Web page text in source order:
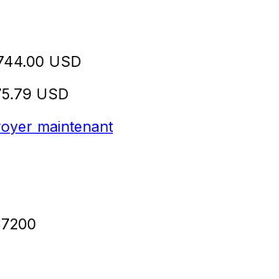
USD
USD
maintenant